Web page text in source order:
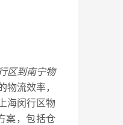
区到南宁物
流效率，
海闵行区物
案，包括仓